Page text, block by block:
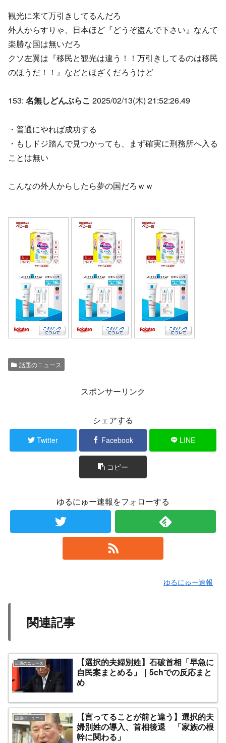
観光に来て万引きしてるんだろ
外人からすりゃ、日本ほど『どうぞ盗んで下さい』なんて
楽勝な国は無いだろ
クソ左翼は『移民と観光は違う！！万引きしてるのは移民
のほうだ！！』などとほざくだろうけど
153: 名無しどんぶらこ 2025/02/13(木) 21:52:26.49
・普通にやれば成功する
・もしドジ踏んで見つかっても、まず確実に刑務所へ入る
ことは無い
こんなの外人からしたら夢の国だろｗｗ
話題のニュース
スポンサーリンク
シェアする
Twitter Facebook LINE
コピー
ゆるにゅー速報をフォローする
ゆるにゅー速報
関連記事
話題のニュース
【選択的夫婦別姓】石破首相「早急に
自民案まとめる」｜5chでの反応まと
め
話題のニュース
【言ってることが前と違う】選択的夫
婦別姓の導入、首相後退 「家族の根
幹に関わる」